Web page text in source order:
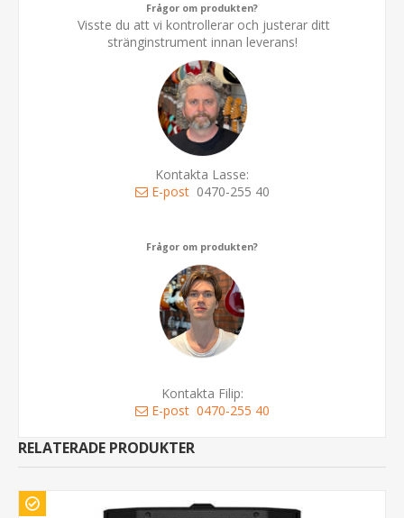
Frågor om produkten?
Visste du att vi kontrollerar och justerar ditt
stränginstrument innan leverans!
Kontakta Lasse:
E-post0470-255 40
Frågor om produkten?
Kontakta Filip:
E-post 0470-255 40
RELATERADE PRODUKTER